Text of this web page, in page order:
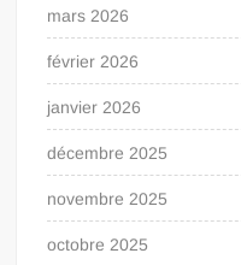
mars 2026
février 2026
janvier 2026
décembre 2025
novembre 2025
octobre 2025